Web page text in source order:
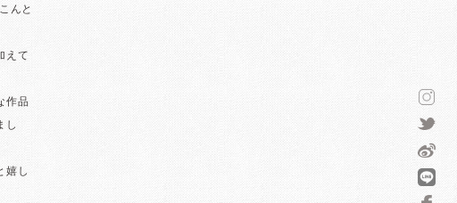
んと
えて
作品
し
嬉し